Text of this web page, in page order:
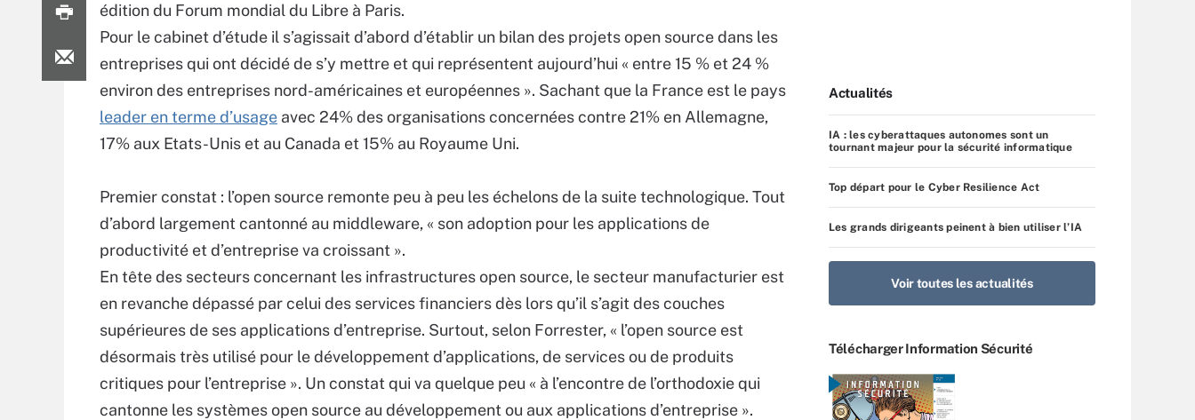
édition du Forum mondial du Libre à Paris.
Pour le cabinet d’étude il s’agissait d’abord d’établir un bilan des projets open source dans les
entreprises qui ont décidé de s’y mettre et qui représentent aujourd’hui « entre 15 % et 24 %
environ des entreprises nord-américaines et européennes ». Sachant que la France est le pays
leader en terme d’usage avec 24% des organisations concernées contre 21% en Allemagne,
17% aux Etats-Unis et au Canada et 15% au Royaume Uni.
Premier constat : l’open source remonte peu à peu les échelons de la suite technologique. Tout
d’abord largement cantonné au middleware, « son adoption pour les applications de
productivité et d’entreprise va croissant ».
En tête des secteurs concernant les infrastructures open source, le secteur manufacturier est
en revanche dépassé par celui des services financiers dès lors qu’il s’agit des couches
supérieures de ses applications d’entreprise. Surtout, selon Forrester, « l’open source est
désormais très utilisé pour le développement d’applications, de services ou de produits
critiques pour l’entreprise ». Un constat qui va quelque peu « à l’encontre de l’orthodoxie qui
cantonne les systèmes open source au développement ou aux applications d’entreprise ».
Actualités
IA : les cyberattaques autonomes sont un
tournant majeur pour la sécurité informatique
Top départ pour le Cyber Resilience Act
Les grands dirigeants peinent à bien utiliser l’IA
Voir toutes les actualités
Télécharger Information Sécurité